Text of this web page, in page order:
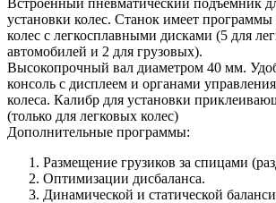
установки колес. Станок имеет программы
колес с легкосплавными дисками (5 для
автомобилей и 2 для грузовых).
Высокопрочный вал диаметром 40 мм.
консоль с дисплеем и органами
колеса. Калибр для установки
(только для легковых колес)
Дополнительные программы:
Размещение грузиков за спицами
Оптимизации дисбаланса.
Динамической и статической